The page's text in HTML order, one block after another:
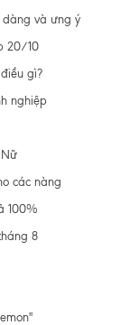
dàng và ưng ý
20/10
gì?
nghiệp
Nữ
các nàng
100%
8